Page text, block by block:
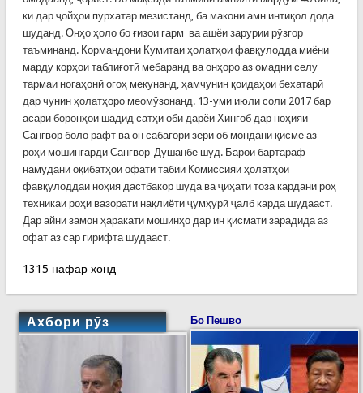
ки дар ҷойҳои пурхатар мезистанд, ба макони амн интиқол дода
шуданд. Онҳо ҳоло бо ғизои гарм ва ашёи зарурии рӯзгор
таъминанд. Кормандони Кумитаи ҳолатҳои фавқулодда миёни
марду корҳои таблиғотӣ мебаранд ва онҳоро аз омадни селу
тармаи ногаҳонӣ огоҳ мекунанд, ҳамчунин қоидаҳои бехатарӣ
дар чунин ҳолатҳоро меомӯзонанд. 13-уми июли соли 2017 бар
асари боронҳои шадид сатҳи оби дарёи Хингоб дар ноҳияи
Сангвор боло рафт ва он сабагори зери об мондани қисме аз
роҳи мошингарди Сангвор-Душанбе шуд. Барои бартараф
намудани оқибатҳои офати табиӣ Комиссияи ҳолатҳои
фавқулоддаи ноҳия дастбакор шуда ва ҷиҳати тоза кардани роҳ
техникаи роҳи вазорати нақлиёти ҷумҳурӣ ҷалб карда шудааст.
Дар айни замон ҳаракати мошинҳо дар ин қисмати зарадида аз
офат аз сар гирифта шудааст.
1315 нафар хонд
Ахбори рӯз Бо Пешво